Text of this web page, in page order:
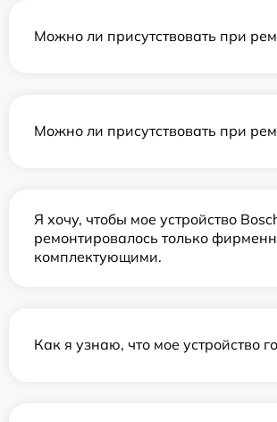
Можно ли присутствовать при
Можно ли присутствовать при
Я хочу, чтобы мое устройство
ремонтировалось только
комплектующими.
Как я узнаю, что мое устройство